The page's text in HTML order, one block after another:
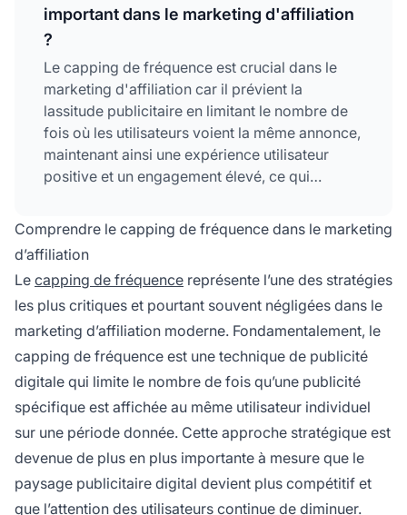
important dans le marketing d'affiliation
?
Le capping de fréquence est crucial dans le
marketing d'affiliation car il prévient la
lassitude publicitaire en limitant le nombre de
fois où les utilisateurs voient la même annonce,
maintenant ainsi une expérience utilisateur
positive et un engagement élevé, ce qui
conversion
et à un ROI supérieur pour les
affiliés.
Comprendre le capping de fréquence dans le marketing
d’affiliation
Le capping de fréquence représente l’une des stratégies
les plus critiques et pourtant souvent négligées dans le
marketing d’affiliation moderne. Fondamentalement, le
capping de fréquence est une technique de publicité
digitale qui limite le nombre de fois qu’une publicité
spécifique est affichée au même utilisateur individuel
sur une période donnée. Cette approche stratégique est
devenue de plus en plus importante à mesure que le
paysage publicitaire digital devient plus compétitif et
que l’attention des utilisateurs continue de diminuer.